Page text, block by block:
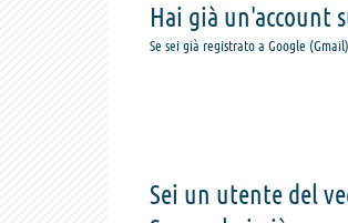
Hai già un'account
Se sei già registrato a Google
Sei un utente del